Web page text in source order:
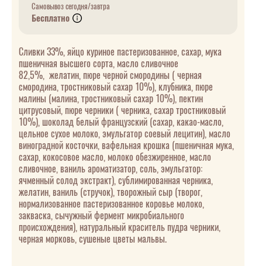
Самовывоз сегодня/завтра
Бесплатно
Сливки 33%, яйцо куриное пастеризованное, сахар, мука
пшеничная высшего сорта, масло сливочное
82,5%, желатин, пюре черной смородины ( черная
смородина, тростниковый сахар 10%), клубника, пюре
малины (малина, тростниковый сахар 10%), пектин
цитрусовый, пюре черники ( черника, сахар тростниковый
10%), шоколад белый французский (сахар, какао-масло,
цельное сухое молоко, эмульгатор соевый лецитин), масло
виноградной косточки, вафельная крошка (пшеничная мука,
сахар, кокосовое масло, молоко обезжиренное, масло
сливочное, ваниль ароматизатор, соль, эмульгатор:
ячменный солод экстракт), сублимированная черника,
желатин, ваниль (стручок), творожный сыр (творог,
нормализованное пастеризованное коровье молоко,
закваска, сычужный фермент микробиального
происхождения), натуральный краситель пудра черники,
черная морковь, сушеные цветы мальвы.